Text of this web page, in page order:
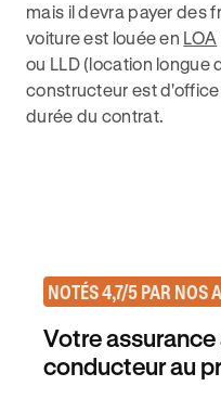
mais il devra payer des
voiture est louée en LOA
ou LLD (location longue
constructeur est
durée du contrat.
NOTÉS 4,7/5 PAR NOS
Votre
conducteur au